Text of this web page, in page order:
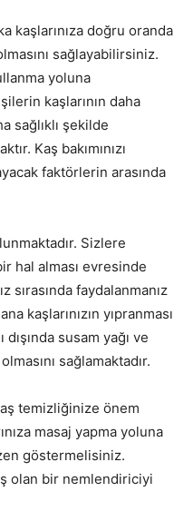
kaşlarınıza doğru oranda
sağlayabilirsiniz.
yoluna
kaşlarının daha
sağlıklı şekilde
Kaş bakımınızı
faktörlerin arasında
Sizlere
hal alması evresinde
sırasında faydalanmanız
kaşlarınızın yıpranması
susam yağı ve
sağlamaktadır.
temizliğinize önem
masaj yapma yoluna
göstermelisiniz.
olan bir nemlendiriciyi